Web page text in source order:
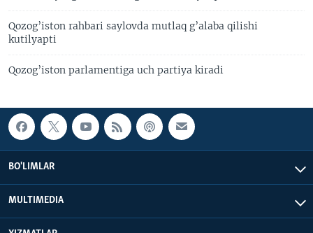
Qozog’iston rahbari saylovda mutlaq g’alaba qilishi
kutilyapti
Qozog’iston parlamentiga uch partiya kiradi
BO'LIMLAR
MULTIMEDIA